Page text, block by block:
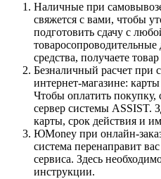
Наличные при
свяжется с вами, чтобы
подготовить сдачу с
средства, получаете
Безналичный расчет при
интернет-магазине:
Чтобы оплатить покупку,
сервер системы ASSIST.
карты, срок действия и
ЮMoney при онлайн-
система перенаправит
сервиса. Здесь
инструкции.